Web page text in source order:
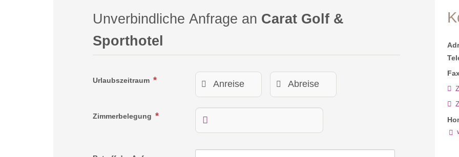
Unverbindliche Anfrage an Carat Golf &
Sporthotel
Urlaubszeitraum
Zimmerbelegung